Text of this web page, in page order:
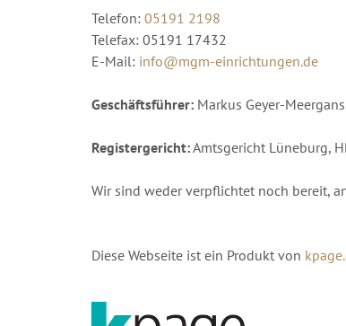
Telefon: 05191 2198
Telefax: 05191 17432
E-Mail: info@mgm-einrichtungen.de
Geschäftsführer: Markus Geyer-Meergans
Registergericht:Amtsgericht Lüneburg,
Wir sind weder verpflichtet noch bereit,
Diese Webseite ist ein Produkt von